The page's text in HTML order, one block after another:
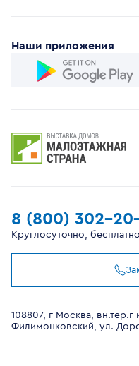
Наши приложения
8 (800) 302-
Круглосуточно, бесплатно
108807, г Москва,
Филимонковский, ул.